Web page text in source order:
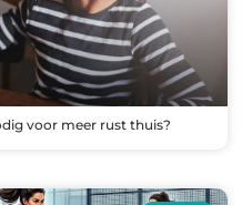
voor meer rust thuis?